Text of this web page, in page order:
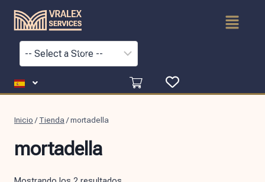
Inicio / Tienda/mortadella
mortadella